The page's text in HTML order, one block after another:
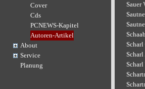
Cover
Cds
PCNEWS-Kapitel
Autoren-Artikel
About
Service
Planung
Sauer
Scharl